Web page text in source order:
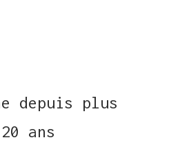
depuis plus
ans